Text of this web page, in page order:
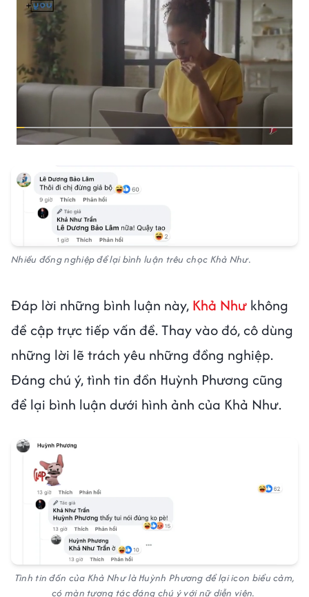
Nhiều đồng nghiệp để lại bình luận trêu chọc Khả Như.
Đáp lời những bình luận này, Khả Như không
đề cập trực tiếp vấn đề. Thay vào đó, cô dùng
những lời lẽ trách yêu những đồng nghiệp.
Đáng chú ý, tình tin đồn Huỳnh Phương cũng
để lại bình luận dưới hình ảnh của Khả Như.
Tình tin đồn của Khả Như là Huỳnh Phương để lại icon biểu cảm,
có màn tương tác đáng chú ý với nữ diễn viên.